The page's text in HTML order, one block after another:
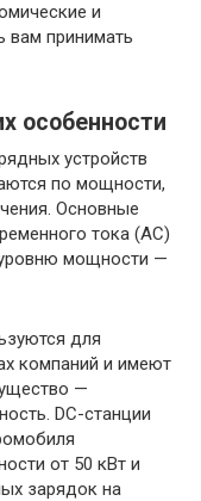
и
вам принимать
особенности
устройств
по мощности,
Основные
тока (AC)
уровню мощности —
для
компаний и имеют
—
DC-станции
от 50 кВт и
зарядок на